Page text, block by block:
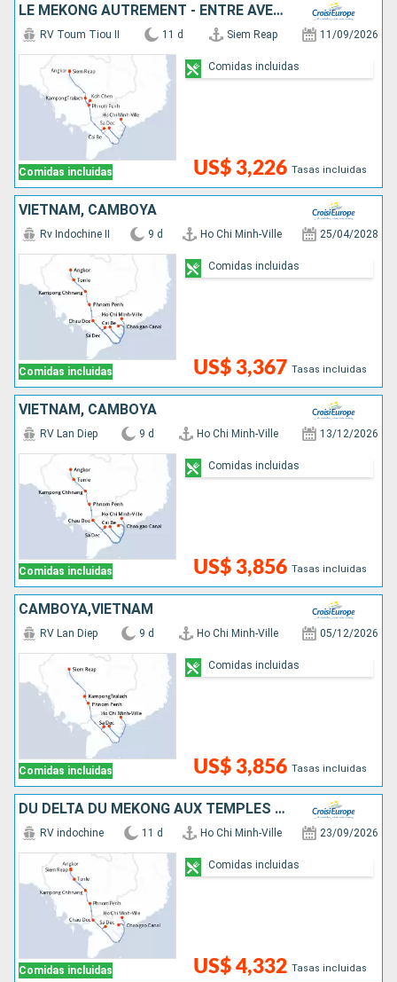
LE MÉKONG AUTREMENT - ENTRE AVENTURE ET SITES INCONTOURNABLES
Comidas incluidas
RV Toum Tiou II 11 d Siem Reap 11/09/2026
US$ 3,226 Tasas incluidas
Comidas incluidas
VIETNAM, CAMBOYA
Comidas incluidas
Rv Indochine II 9 d Ho Chi Minh-Ville 25/04/2028
US$ 3,367 Tasas incluidas
Comidas incluidas
VIETNAM, CAMBOYA
Comidas incluidas
RV Lan Diep 9 d Ho Chi Minh-Ville 13/12/2026
US$ 3,856 Tasas incluidas
Comidas incluidas
CAMBOYA,VIETNAM
Comidas incluidas
RV Lan Diep 9 d Ho Chi Minh-Ville 05/12/2026
US$ 3,856 Tasas incluidas
Comidas incluidas
DU DELTA DU MÉKONG AUX TEMPLES D'ANGKOR (FORMULE PORT/PORT)
Comidas incluidas
RV indochine 11 d Ho Chi Minh-Ville 23/09/2026
US$ 4,332 Tasas incluidas
Comidas incluidas